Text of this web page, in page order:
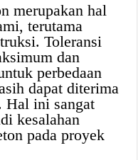
merupakan hal
terutama
Toleransi
dan
perbedaan
dapat diterima
Hal ini sangat
kesalahan
pada proyek